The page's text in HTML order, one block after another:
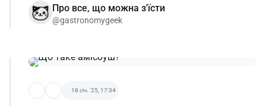
Про все, що можна з'їсти
@gastronomygeek
18 січ. '25, 17:34